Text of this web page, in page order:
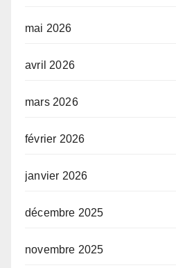
mai 2026
avril 2026
mars 2026
février 2026
janvier 2026
décembre 2025
novembre 2025